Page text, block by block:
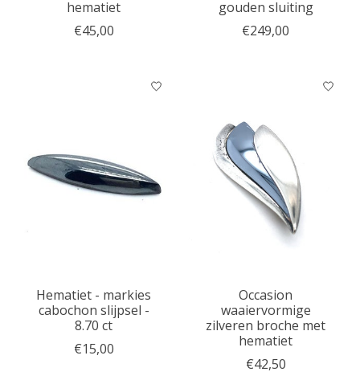
hematiet
€45,00
gouden sluiting
€249,00
Hematiet - markies
cabochon slijpsel -
8.70 ct
€15,00
Occasion
waaiervormige
zilveren broche met
hematiet
€42,50